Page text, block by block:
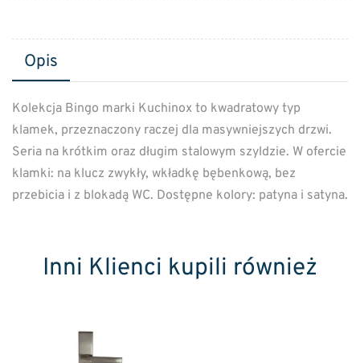
Opis
Kolekcja Bingo marki Kuchinox to kwadratowy typ
klamek, przeznaczony raczej dla masywniejszych drzwi.
Seria na krótkim oraz długim stalowym szyldzie. W ofercie
klamki: na klucz zwykły, wkładkę bębenkową, bez
przebicia i z blokadą WC. Dostępne kolory: patyna i satyna.
Inni Klienci kupili również